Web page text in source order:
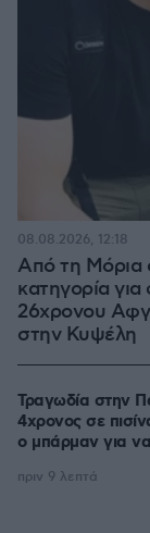
Από τη Μόρια
κατηγορία
26χρονου
στην Κυψέλη
08.08.2026, 12:18
Τραγωδία στην
4χρονος σε
ο μπάρμαν για
πριν 9 λεπτά